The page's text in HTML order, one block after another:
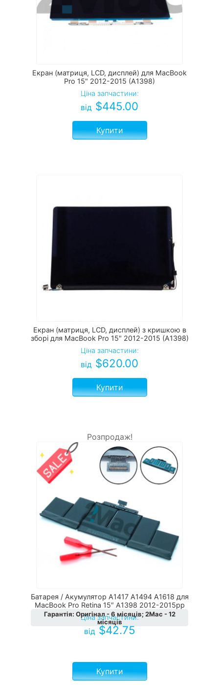
Екран (матриця, LCD, дисплей) для MacBook
Pro 15" 2012-2015 (A1398)
Ціна запчастини:
від $445.00
Купити
Екран (матриця, LCD, дисплей) з кришкою в
зборі для MacBook Pro 15" 2012-2015 (A1398)
Ціна запчастини:
від $620.00
Купити
Розпродаж!
Батарея / Акумулятор A1417 A1494 A1618 для
MacBook Pro Retina 15″ A1398 2012-2015рр
Ціна запчастини:
від $42.75
Гарантія: Оригінал - 6 місяців; 2Мас - 12
місяців
Купити